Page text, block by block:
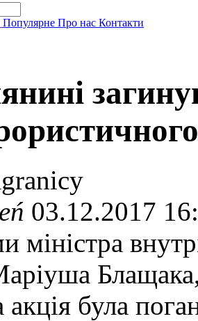
Популярне Про нас Контакти
03.12.2017
міністра
акція була